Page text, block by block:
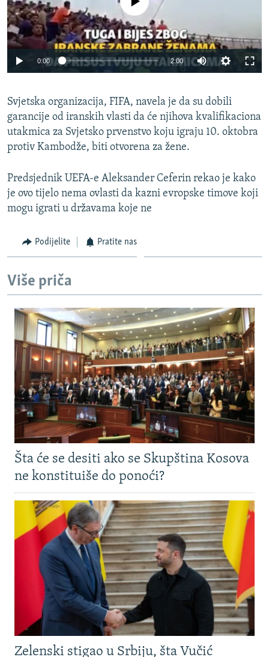
0:00 2:00
Svjetska organizacija, FIFA, navela je da su dobili
garancije od iranskih vlasti da će njihova kvalifikaciona
utakmica za Svjetsko prvenstvo koju igraju 10. oktobra
protiv Kambodže, biti otvorena za žene.
Predsjednik UEFA-e Aleksander Ceferin rekao je kako
je ovo tijelo nema ovlasti da kazni evropske timove koji
mogu igrati u državama koje ne
Podijelite Pratite nas
Više priča
Šta će se desiti ako se Skupština Kosova
ne konstituiše do ponoći?
Zelenski stigao u Srbiju, šta Vučić